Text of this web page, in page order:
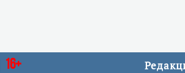
16+